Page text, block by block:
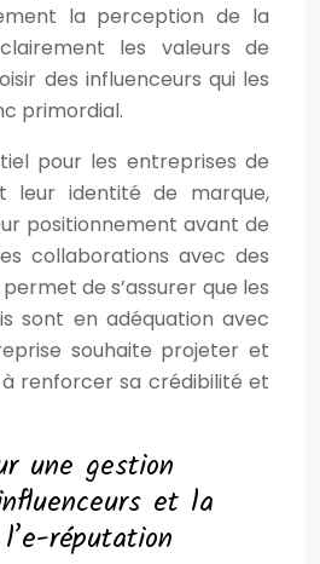
la perception de la
les valeurs de
des influenceurs qui les
primordial.
pour les entreprises de
leur identité de marque,
positionnement avant de
collaborations avec des
de s’assurer que les
sont en adéquation avec
souhaite projeter et
renforcer sa crédibilité et
une gestion
et la
réputation